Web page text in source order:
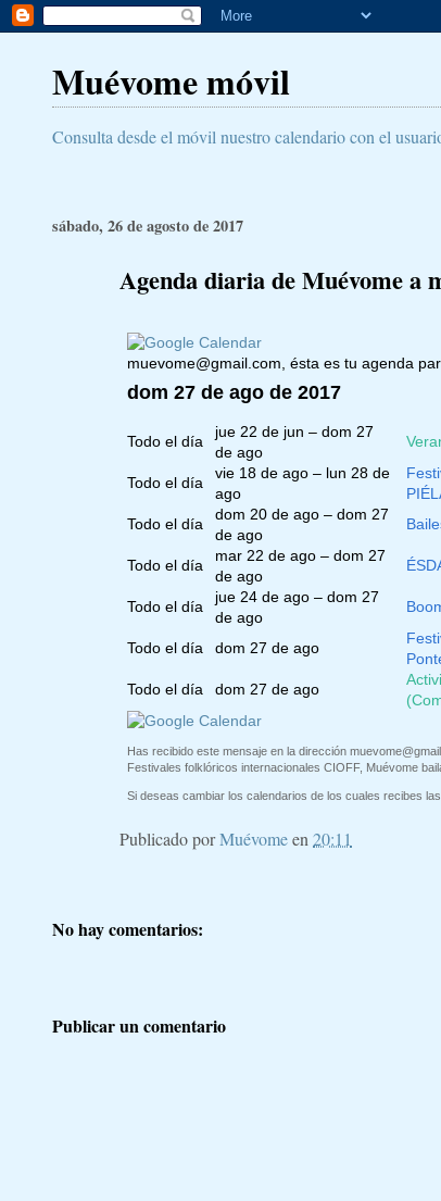
Muévome móvil
Consulta desde el móvil nuestro calendario con el
sábado, 26 de agosto de 2017
Agenda diaria de Muévome a
muevome@gmail.com, ésta es tu agenda
dom 27 de ago de 2017
Todo el día
jue 22 de jun – dom 27
de ago
Todo el día
vie 18 de ago – lun 28 de
ago
Todo el día
dom 20 de ago – dom 27
de ago
Todo el día
mar 22 de ago – dom 27
de ago
Todo el día
jue 24 de ago – dom 27
de ago
Todo el día dom 27 de ago
Todo el día dom 27 de ago
Has recibido este mensaje en la dirección
Festivales folklóricos internacionales CIOFF, Muévome
Si deseas cambiar los calendarios de los cuales recibes
Publicado porMuévome en20:11
No hay comentarios:
Publicar un comentario